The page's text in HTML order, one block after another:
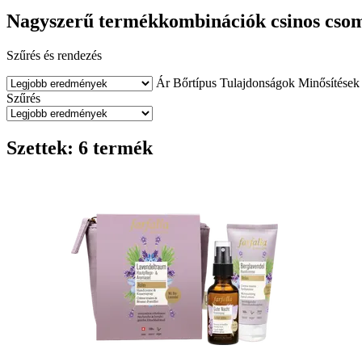
Nagyszerű termékkombinációk csinos
Szűrés és rendezés
Ár Bőrtípus Tulajdonságok Minősítések
Szűrés
Szettek: 6 termék